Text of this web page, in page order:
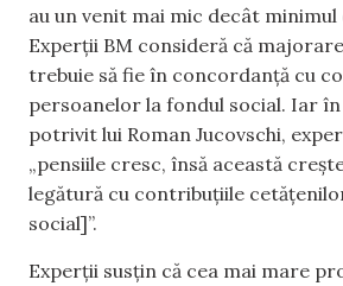
au un venit mai mic decât minimul
Experții BM consideră că
trebuie să fie în concordanță cu
persoanelor la fondul social. Iar
potrivit lui Roman Jucovschi,
„pensiile cresc, însă această
legătură cu contribuțiile
social]”.
Experții susțin că cea mai mare